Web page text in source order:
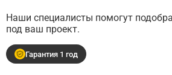
Наши специалисты помогут
под ваш проект.
Гарантия 1 год